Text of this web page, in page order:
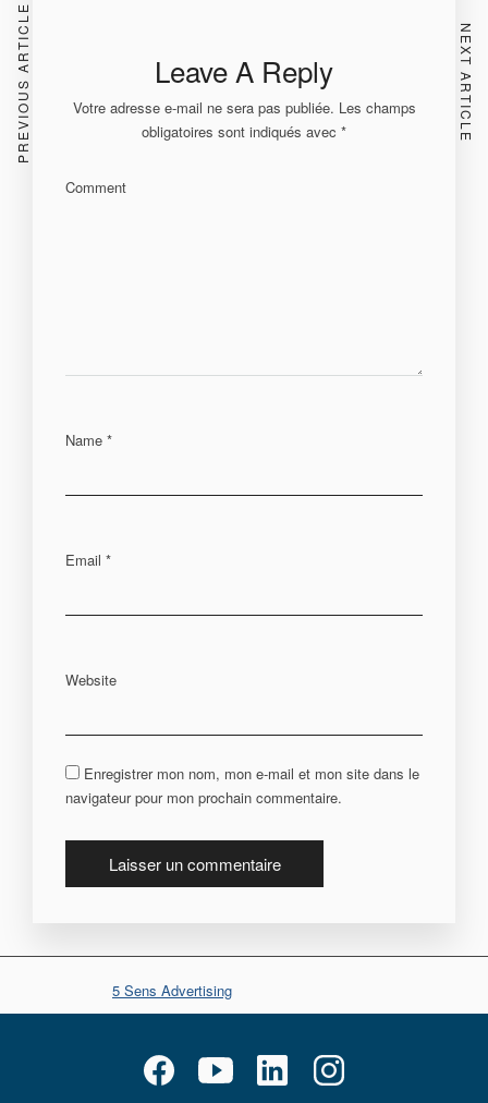
Leave A Reply
Votre adresse e-mail ne sera pas publiée. Les champs
obligatoires sont indiqués avec *
Comment
Name *
Email *
Website
Enregistrer mon nom, mon e-mail et mon site dans le
navigateur pour mon prochain commentaire.
PREVIOUS ARTICLE NEXT ARTICLE
5 Sens Advertising